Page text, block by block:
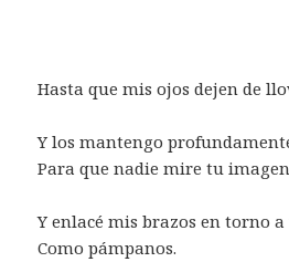
Hasta que mis ojos dejen de
Y los mantengo
Para que nadie mire tu
Y enlacé mis brazos en torno
Como pámpanos.